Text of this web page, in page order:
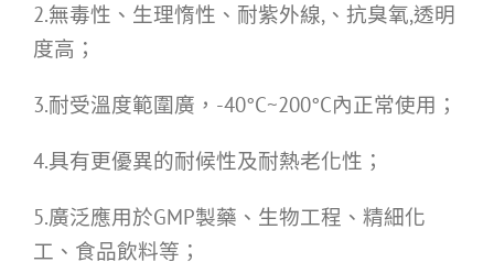
2.無毒性、生理惰性、耐紫外線,、抗臭氧,透明
度高；
3.耐受溫度範圍廣，-40°C~200°C內正常使用；
4.具有更優異的耐候性及耐熱老化性；
5.廣泛應用於GMP製藥、生物工程、精細化
工、食品飲料等；